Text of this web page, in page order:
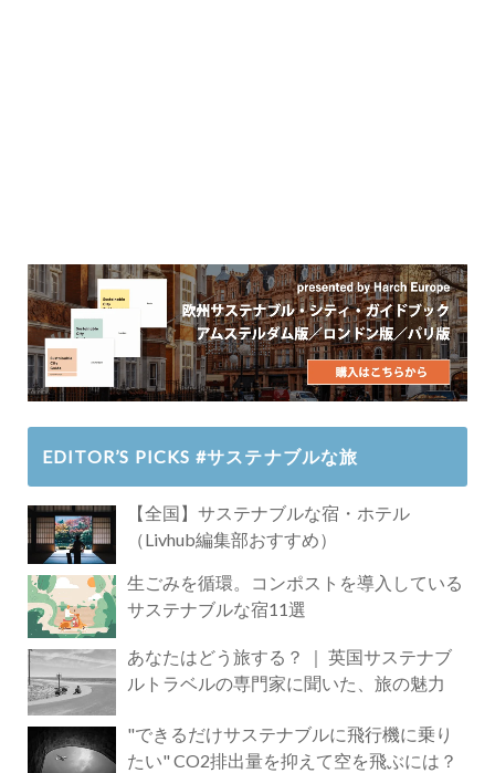
EDITOR’S PICKS #サステナブルな旅
【全国】サステナブルな宿・ホテル
（Livhub編集部おすすめ）
生ごみを循環。コンポストを導入している
サステナブルな宿11選
あなたはどう旅する？ ｜ 英国サステナブ
ルトラベルの専門家に聞いた、旅の魅力
"できるだけサステナブルに飛行機に乗り
たい" CO2排出量を抑えて空を飛ぶには？